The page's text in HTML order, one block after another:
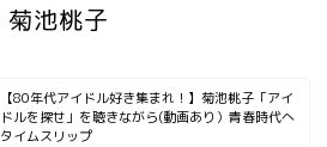
菊池桃子
【80年代アイドル好き集まれ！】菊池桃子「アイ
ドルを探せ」を聴きながら(動画あり）青春時代へ
タイムスリップ